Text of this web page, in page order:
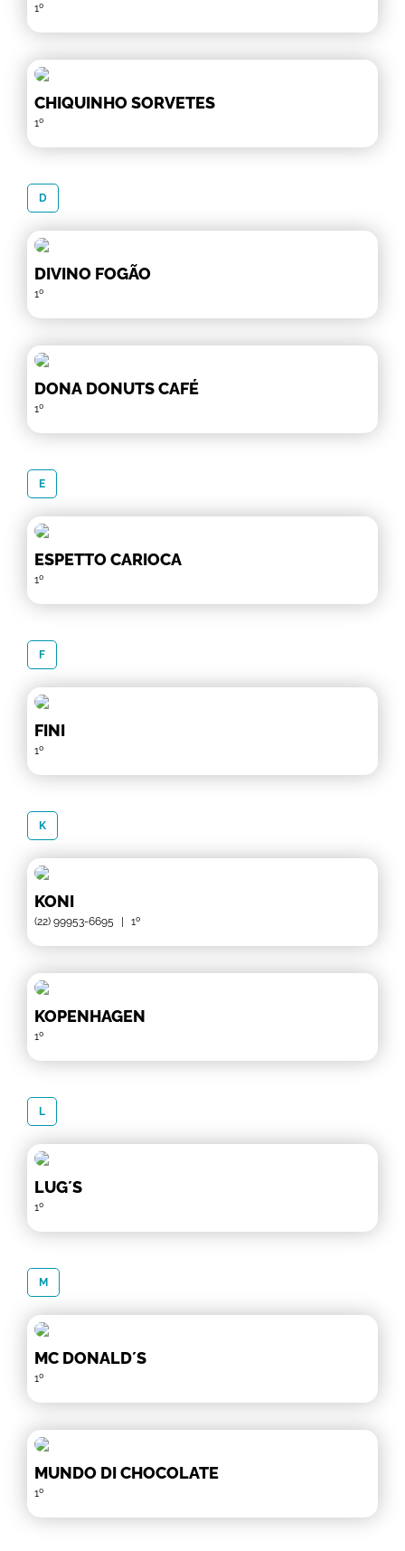
1º
CHIQUINHO SORVETES
1º
D
DIVINO FOGÃO
1º
DONA DONUTS CAFÉ
1º
E
ESPETTO CARIOCA
1º
F
FINI
1º
K
KONI
(22) 99953-6695 | 1º
KOPENHAGEN
1º
L
LUG´S
1º
M
MC DONALD´S
1º
MUNDO DI CHOCOLATE
1º